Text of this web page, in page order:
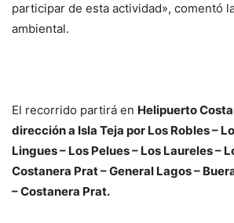
participar de esta actividad», comentó
ambiental.
El recorrido partirá en Helipuerto
dirección a Isla Teja por Los Robles –
Lingues – Los Pelues – Los Laureles –
Costanera Prat – General Lagos –
– Costanera Prat.